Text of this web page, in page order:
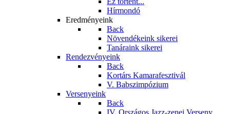
Hírmondó
Eredményeink
Back
Növendékeink sikerei
Tanáraink sikerei
Rendezvényeink
Back
Kortárs Kamarafesztivál
V. Babszimpózium
Versenyeink
Back
IV. Országos Jazz-zenei Verseny